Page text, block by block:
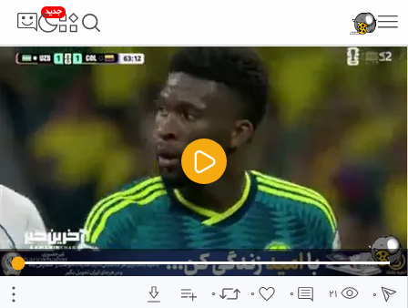
جدید
تبلیغ 1 از 2
0 0 0 21 0